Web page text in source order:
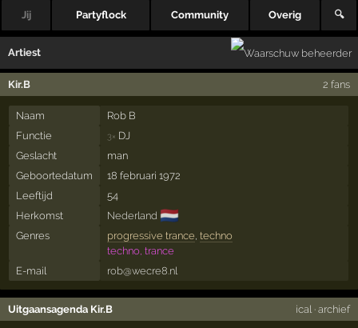
Jij Partyflock Community Overig 🔍
Artiest
Kir.B 2 fans
Naam
Rob B
Functie
3× DJ
Geslacht
man
Geboortedatum
18 februari 1972
Leeftijd
54
Herkomst
Nederland 🇳🇱
Genres progressive trance techno
techno, trance
E-mail
rob@wecre8.nl
Uitgaansagenda Kir.B ical· archief